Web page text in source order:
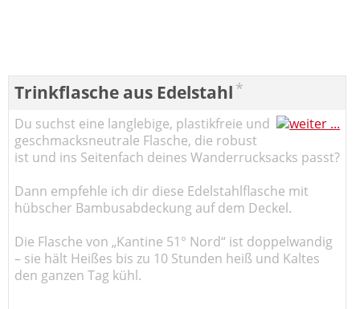
Trinkflasche aus Edelstahl *
Du suchst eine langlebige, plastikfreie und
geschmacksneutrale Flasche, die robust
ist und ins Seitenfach deines Wanderrucksacks passt?
Dann empfehle ich dir diese Edelstahlflasche mit
hübscher Bambusabdeckung auf dem Deckel.
Die Flasche von „Kantine 51° Nord“ ist doppelwandig
– sie hält Heißes bis zu 10 Stunden heiß und Kaltes
den ganzen Tag kühl.